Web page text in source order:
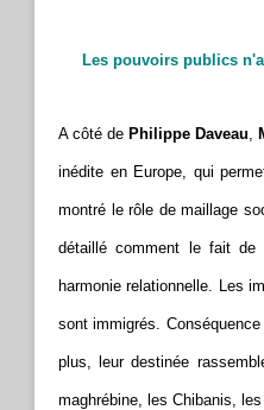
Les pouvoirs publics
A côté de Philippe Daveau,
inédite en Europe, qui
montré le rôle de maillage
détaillé comment le fait de
harmonie relationnelle. Les
sont immigrés.
plus, leur destinée
maghrébine, les Chibanis, les